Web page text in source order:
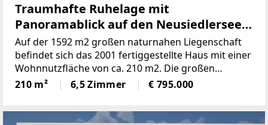
Traumhafte Ruhelage mit
Panoramablick auf den Neusiedlersee
(Provisionsfrei)
Auf der 1592 m2 großen naturnahen Liegenschaft
befindet sich das 2001 fertiggestellte Haus mit einer
Wohnnutzfläche von ca. 210 m2. Die großen
Fensterspenden viel Tageslicht und ermöglichen auf
mehreren Ebenen einenaußergewöhnlichen Blick
210 m² 6,5 Zimmer € 795.000